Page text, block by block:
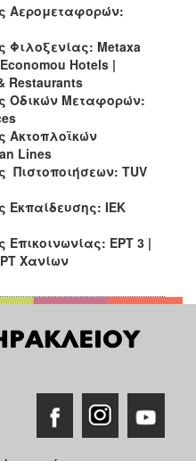
Αερομεταφορών:
Φιλοξενίας: Metaxa
Hotels |
Restaurants
Οδικών Μεταφορών:
Ακτοπλοϊκών
Lines
Πιστοποιήσεων: TUV
Εκπαίδευσης: ΙΕΚ
Επικοινωνίας: ΕΡΤ 3 |
Χανίων